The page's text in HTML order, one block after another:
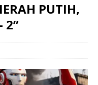
PUTIH,
2”